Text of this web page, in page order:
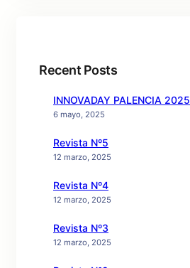
Recent Posts
INNOVADAY PALENCIA 2025
6 mayo, 2025
Revista Nº5
12 marzo, 2025
Revista Nº4
12 marzo, 2025
Revista Nº3
12 marzo, 2025